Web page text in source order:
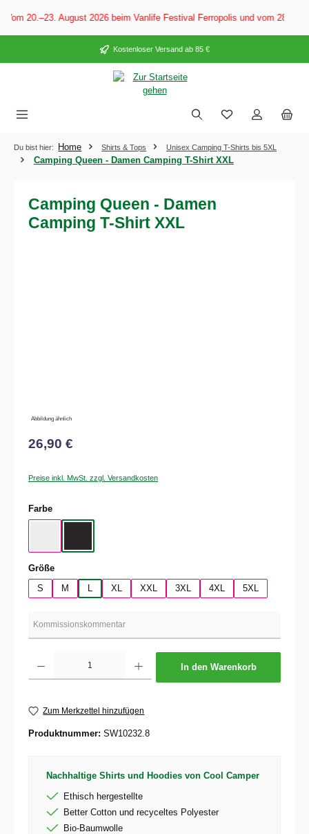
springen
20.–23. August 2026 beim Vanlife Festival Ferropolis und vom 28.
Kostenloser Versand ab 85 €
Du bist hier: Home Shirts & Tops Unisex Camping T-Shirts bis 5XL
Camping Queen - Damen Camping T-Shirt XXL
Camping Queen - Damen
Camping T-Shirt XXL
Abbildung ähnlich
26,90 €
Preise inkl. MwSt. zzgl. Versandkosten
Farbeauswählen
Größeauswählen
S
M XL XXL 3XL 4XL 5XL
In den Warenkorb
Zum Merkzettel hinzufügen
Produktnummer: SW10232.8
Nachhaltige Shirts und Hoodies von Cool Camper
Ethisch hergestellte
Better Cotton und recyceltes Polyester
Bio-Baumwolle